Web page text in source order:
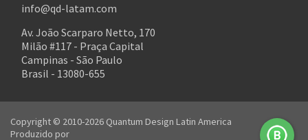
info@qd-latam.com
Av. João Scarparo Netto, 170
Milão #117 - Praça Capital
Campinas - São Paulo
Brasil - 13080-655
Copyright © 2010-2026 Quantum Design Latin America
Produzido por